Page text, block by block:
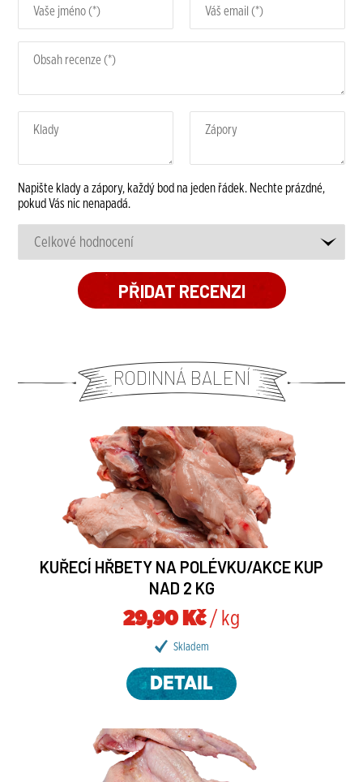
Napište klady a zápory, každý bod na jeden řádek. Nechte prázdné,
pokud Vás nic nenapadá.
RODINNÁ BALENÍ
KUŘECÍ HŘBETY NA POLÉVKU/AKCE KUP
NAD 2 KG
29,90 Kč/ kg
Skladem
DETAIL